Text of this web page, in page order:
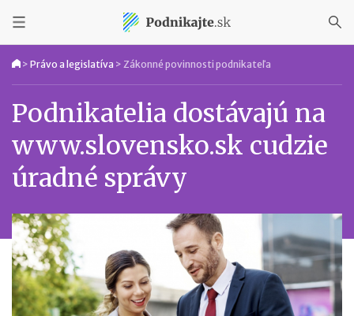
> Právo a legislatíva > Zákonné povinnosti podnikateľa
Podnikatelia dostávajú na
www.slovensko.sk cudzie
úradné správy